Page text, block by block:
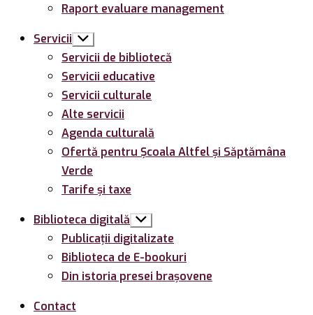
Raport evaluare management
Servicii Arată
submeniul
Servicii de bibliotecă
Servicii educative
Servicii culturale
Alte servicii
Agenda culturală
Ofertă pentru Şcoala Altfel și Săptămâna
Verde
Tarife și taxe
Biblioteca digitală Arată
submeniul
Publicații digitalizate
Biblioteca de E-bookuri
Din istoria presei brașovene
Contact